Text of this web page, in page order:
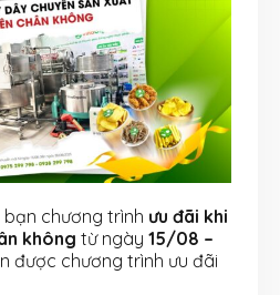
chương trình ưu đãi khi
không từ ngày 15/08 –
được chương trình ưu đãi